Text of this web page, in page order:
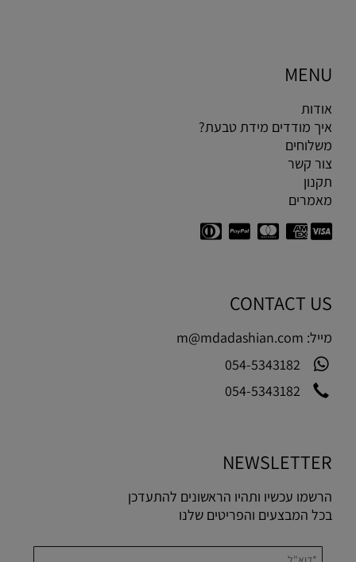
MENU
אודות
איך מודדים מידת טבעת?
משלוחים
צור קשר
תקנון
מאמרים
CONTACT US
מייל: m@mdadashian.com
054-5343182
054-5343182
NEWSLETTER
הרשמו עכשיו ותהיו הראשונים להתעדכן
בכל המבצעים והפריטים שלנו